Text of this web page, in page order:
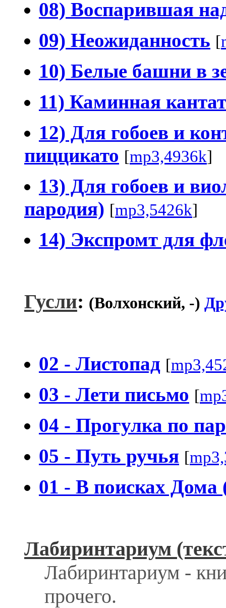
08) Воспарившая
09) Неожиданность [
10) Белые башни в
11) Каминная
12) Для гобоев и
пиццикато [mp3,4936k]
13) Для гобоев и
пародия) [mp3,5426k]
14) Экспромт для
Гусли: (Волхонский, -)
02 - Листопад [
03 - Лети письмо [
04 - Прогулка по
05 - Путь ручья [
01 - В поисках Дома
Лабиринтариум
Лабиринтариум -
прочего.